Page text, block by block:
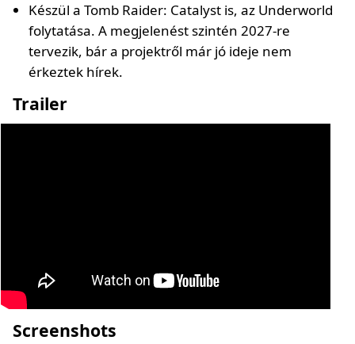
Készül a Tomb Raider: Catalyst is, az Underworld
folytatása. A megjelenést szintén 2027-re
tervezik, bár a projektről már jó ideje nem
érkeztek hírek.
Trailer
Screenshots